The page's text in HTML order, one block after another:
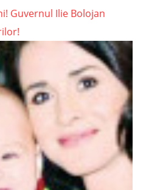
Guvernul Ilie Bolojan